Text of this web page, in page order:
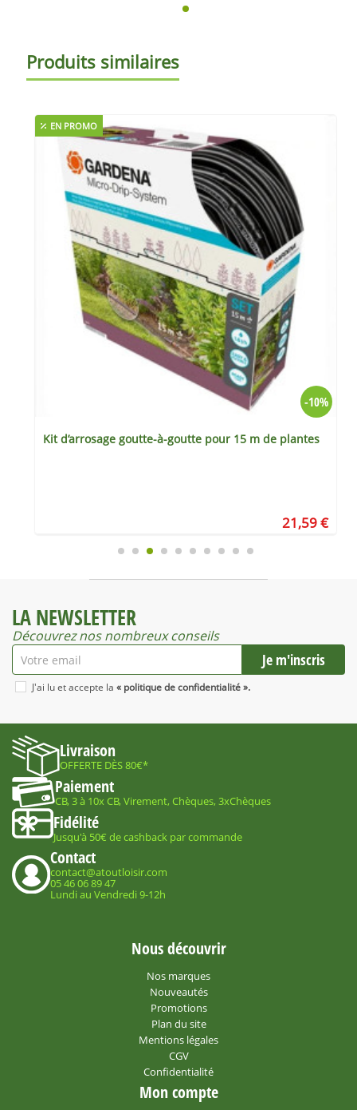
Produits similaires
-10%
EN PROMO
Kit d’arrosage goutte-à-goutte pour 15 m de plantes
21,59 €
LA NEWSLETTER
Découvrez nos nombreux conseils
J'ai lu et accepte la « politique de confidentialité ».
Livraison
OFFERTE DÈS 80€*
Paiement
CB, 3 à 10x CB, Virement, Chèques, 3xChèques
Fidélité
Jusqu'à 50€ de cashback par commande
Contact
contact@atoutloisir.com
05 46 06 89 47
Lundi au Vendredi 9-12h
Nous découvrir
Nos marques
Nouveautés
Promotions
Plan du site
Mentions légales
CGV
Confidentialité
Mon compte